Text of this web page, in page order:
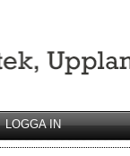
LOGGA IN